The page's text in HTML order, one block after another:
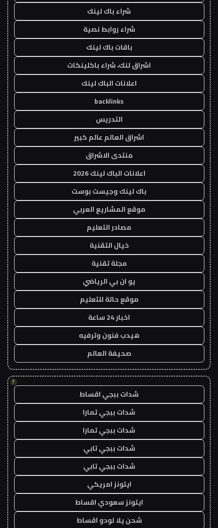
شراء باك لينك
شراء روابط نصية
باقات باك لينك
اشراق لنك، شراء باكلينكات
اعلانات الباك لينك
backlinks
التدريس
اشراق العالم عالم كبير
منتدى الاشراق
اعلانات الباك لينك 2026
باك لينك وجيست بوست
موقع المشاريع العربي
مصادر التعليم
خيال التقنية
مجلة تقنية
يو ان بي الرياضي
موقع حالة للتعليم
اخبار 24 ساعة
هيدب فنون وترفيه
صحيفة العالم
!
شدات ببجي اقساط
شدات ببجي تمارا
شدات ببجي تمارا
شدات ببجي تابي
شدات ببجي تابي
ايتونز امريكي
ايتونز سعودي اقساط
شحن يلا لودو اقساط